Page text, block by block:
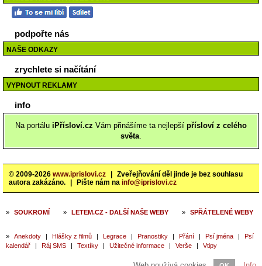
podpořte nás
NAŠE ODKAZY
zrychlete si načítání
VYPNOUT REKLAMY
info
Na portálu iPřísloví.cz Vám přinášíme ta nejlepší přísloví z celého
světa.
© 2009-2026 www.iprislovi.cz
Zveřejňování děl jinde je bez souhlasu
autora zakázáno.
Pište nám na info@iprislovi.cz
» SOUKROMÍ » LETEM.CZ - DALŠÍ NAŠE WEBY » SPŘÁTELENÉ WEBY
» Anekdoty | Hlášky z filmů | Legrace | Pranostiky | Přání | Psí jména |
Psí
kalendář
| Ráj SMS | Textíky | Užitečné informace | Verše | Vtipy